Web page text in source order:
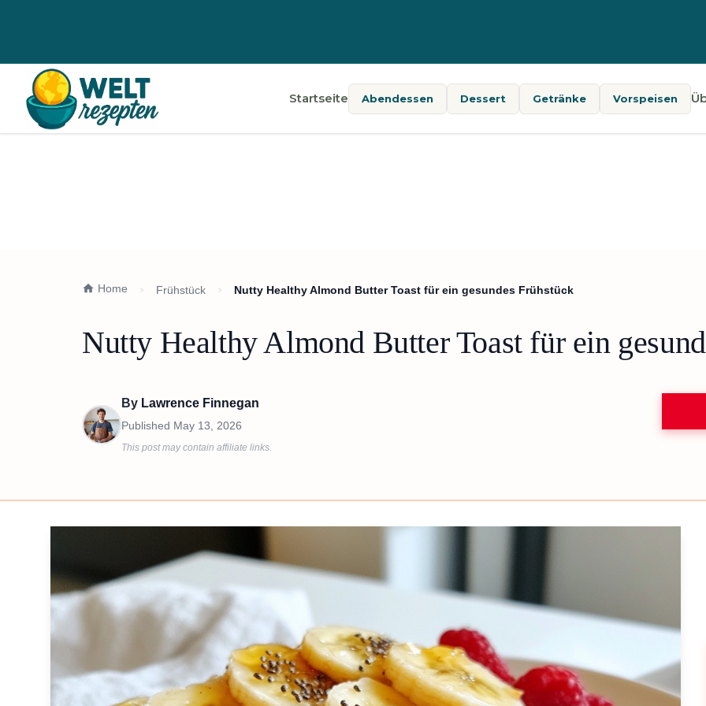
Startseite Abendessen Dessert Getränke Vorspeisen
Home Frühstück Nutty Healthy Almond Butter Toast für ein gesundes Frühstück
Nutty Healthy Almond Butter Toast für ein
By Lawrence Finnegan
Published May 13, 2026
This post may contain affiliate links.